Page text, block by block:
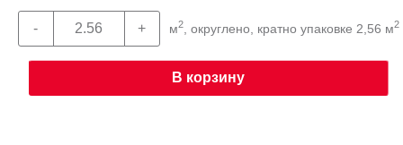
м2, округлено, кратно упаковке 2,56 м2
В корзину